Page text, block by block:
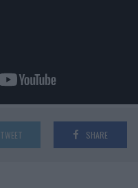
TWEET SHARE